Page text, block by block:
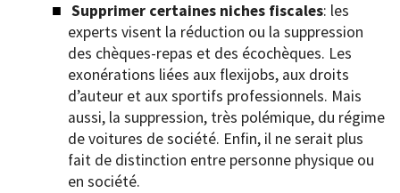
Supprimer certaines niches fiscales: les
experts visent la réduction ou la suppression
des chèques-repas et des écochèques. Les
exonérations liées aux flexijobs, aux droits
d’auteur et aux sportifs professionnels. Mais
aussi, la suppression, très polémique, du régime
de voitures de société. Enfin, il ne serait plus
fait de distinction entre personne physique ou
en société.